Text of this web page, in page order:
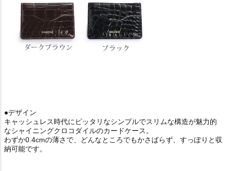
●デザイン
キャッシュレス時代にピッタリなシンプルでスリムな構造が魅力的
なシャイニングクロコダイルのカードケース。
わずか0.4cmの薄さで、どんなところでもかさばらず、すっぽりと収
納可能です。